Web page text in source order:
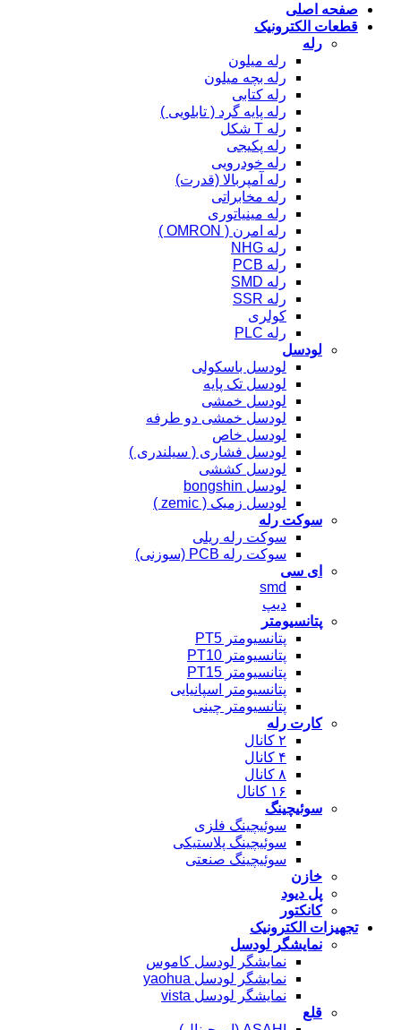
صفحه اصلی
قطعات الکترونیک
رله
رله میلون
رله بچه میلون
رله کتابی
رله پایه گرد ( تابلویی )
رله T شکل
رله پکیجی
رله خودرویی
رله آمپربالا (قدرت)
رله مخابراتی
رله مینیاتوری
رله امرن ( OMRON )
رله NHG
رله PCB
رله SMD
رله SSR
کولری
رله PLC
لودسل
لودسل باسکولی
لودسل تک پایه
لودسل خمشی
لودسل خمشی دو طرفه
لودسل خاص
لودسل فشاری ( سیلندری )
لودسل کششی
لودسل bongshin
لودسل زمیک ( zemic )
سوکت رله
سوکت رله ریلی
سوکت رله PCB (سوزنی)
ای سی
smd
دیپ
پتانسیومتر
پتانسیومتر PT5
پتانسیومتر PT10
پتانسیومتر PT15
پتانسیومتر اسپانیایی
پتانسیومتر چینی
کارت رله
۲ کانال
۴ کانال
۸ کانال
۱۶ کانال
سوئیچینگ
سوئیچینگ فلزی
سوئیچینگ پلاستیکی
سوئیچینگ صنعتی
خازن
پل دیود
کانکتور
تجهیزات الکترونیک
نمایشگر لودسل
نمایشگر لودسل کاموس
نمایشگر لودسل yaohua
نمایشگر لودسل vista
قلع